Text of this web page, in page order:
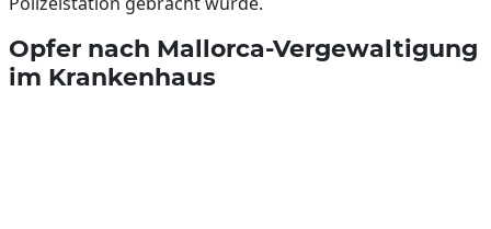
Opfer nach Mallorca-Vergewaltigung
im Krankenhaus